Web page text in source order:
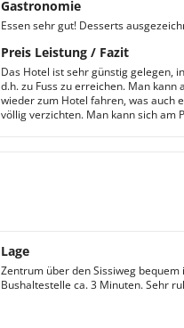
Gastronomie
Essen sehr gut! Desserts
Preis Leistung / Fazit
Das Hotel ist sehr günstig gelegen,
d.h. zu Fuss zu erreichen. Man
wieder zum Hotel fahren, was auch
völlig verzichten. Man kann sich am
Lage
Zentrum über den Sissiweg
Bushaltestelle ca. 3 Minuten. Sehr